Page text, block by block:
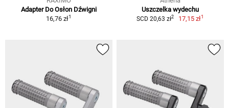
Adapter Do Osłon Dźwigni
16,76 zł1
Uszczelka wydechu
SCD 20,63 zł2 17,15 zł1